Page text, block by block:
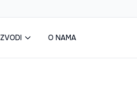
O NAMA